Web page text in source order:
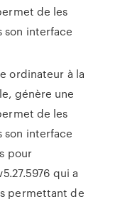
de les
interface
ordinateur à la
génère une
de les
interface
pour
qui a
permettant de